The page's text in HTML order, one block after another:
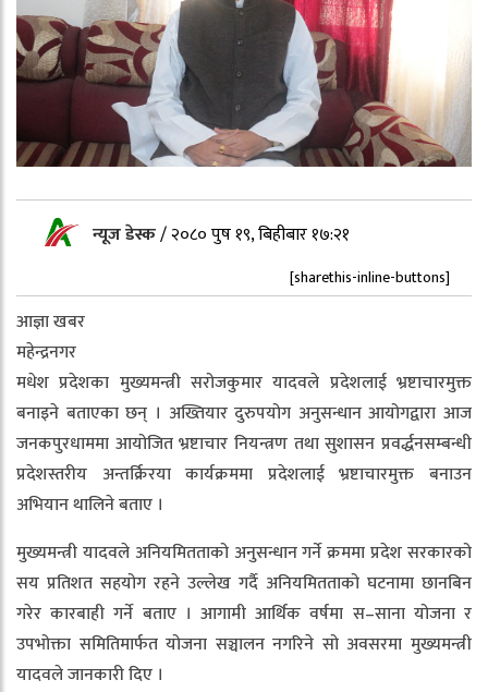
न्यूज डेस्क/२०८० पुष १९, बिहीबार १७:२१
[sharethis-inline-buttons]
आज्ञा खबर
महेन्द्रनगर
मधेश प्रदेशका मुख्यमन्त्री सरोजकुमार यादवले प्रदेशलाई भ्रष्टाचारमुक्त
बनाइने बताएका छन् । अख्तियार दुरुपयोग अनुसन्धान आयोगद्वारा आज
जनकपुरधाममा आयोजित भ्रष्टाचार नियन्त्रण तथा सुशासन प्रवर्द्धनसम्बन्धी
प्रदेशस्तरीय अन्तर्क्रिरया कार्यक्रममा प्रदेशलाई भ्रष्टाचारमुक्त बनाउन
अभियान थालिने बताए ।
मुख्यमन्त्री यादवले अनियमितताको अनुसन्धान गर्ने क्रममा प्रदेश सरकारको
सय प्रतिशत सहयोग रहने उल्लेख गर्दै अनियमितताको घटनामा छानबिन
गरेर कारबाही गर्ने बताए । आगामी आर्थिक वर्षमा स–साना योजना र
उपभोक्ता समितिमार्फत योजना सञ्चालन नगरिने सो अवसरमा मुख्यमन्त्री
यादवले जानकारी दिए ।